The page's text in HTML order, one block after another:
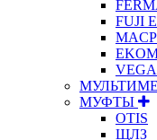
FUJI
VEGA
МУФТЫ
OTIS
ЩЛЗ